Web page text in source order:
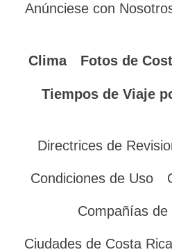
Anúnciese con
Clima Fotos de
Tiempos de Viaje
Directrices de
Condiciones de Uso
Compañías de
Ciudades de Costa Rica